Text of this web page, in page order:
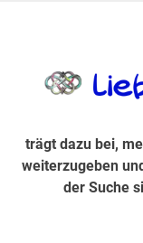
Suche
trägt dazu bei,
weiterzugeben
der Suche